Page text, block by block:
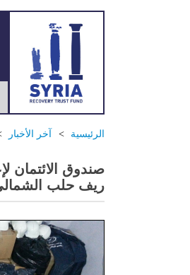
الرئيسية آخر الأخبار
صندوق الائتمان
ريف حلب